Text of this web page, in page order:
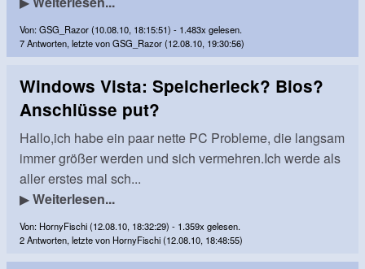
Von: GSG_Razor (10.08.10, 18:15:51) - 1.483x gelesen.
7 Antworten, letzte von GSG_Razor (12.08.10, 19:30:56)
Windows Vista: Speicherleck? Bios?
Anschlüsse put?
Hallo,ich habe ein paar nette PC Probleme, die langsam
immer größer werden und sich vermehren.Ich werde als
aller erstes mal sch...
▶Weiterlesen...
Von: HornyFischi (12.08.10, 18:32:29) - 1.359x gelesen.
2 Antworten, letzte von HornyFischi (12.08.10, 18:48:55)